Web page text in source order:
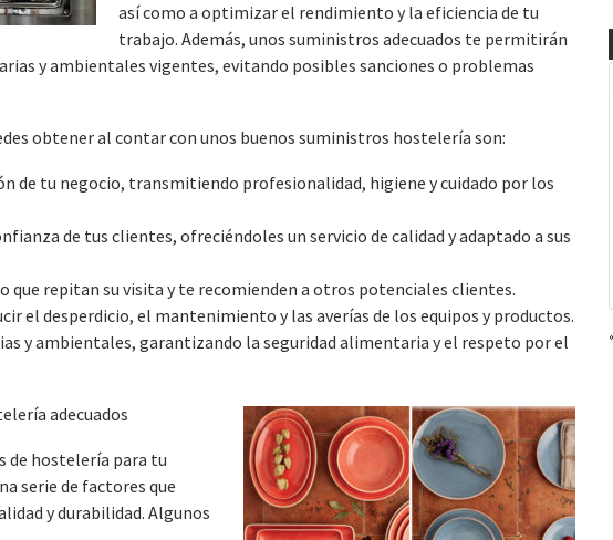
así como a optimizar el rendimiento y la eficiencia de tu
trabajo. Además, unos suministros adecuados te permitirán
y ambientales vigentes, evitando posibles sanciones o problemas
obtener al contar con unos buenos suministros hostelería son:
de tu negocio, transmitiendo profesionalidad, higiene y cuidado por los
de tus clientes, ofreciéndoles un servicio de calidad y adaptado a sus
que repitan su visita y te recomienden a otros potenciales clientes.
el desperdicio, el mantenimiento y las averías de los equipos y productos.
y ambientales, garantizando la seguridad alimentaria y el respeto por el
adecuados
de hostelería para tu
serie de factores que
y durabilidad. Algunos